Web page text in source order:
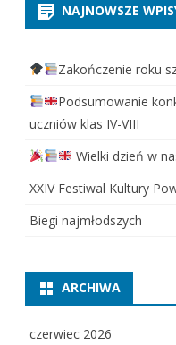
NAJNOWSZE
Zakończenie roku
Podsumowanie
uczniów klas IV-VIII
Wielki dzień w
XXIV Festiwal Kultury
Biegi najmłodszych
ARCHIWA
czerwiec 2026